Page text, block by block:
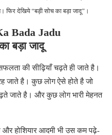
फिर देखिये “बड़ी सोच का बड़ा जादू”।
Bada Jadu
बड़ा जादू
की सीढ़ियाँ चढ़ते ही जाते है।
जाते है। कुछ लोग ऐसे होते है जो
जाते है। और कुछ लोग भारी मेहनत
और होशियार आदमी भी उस कम पढ़े-